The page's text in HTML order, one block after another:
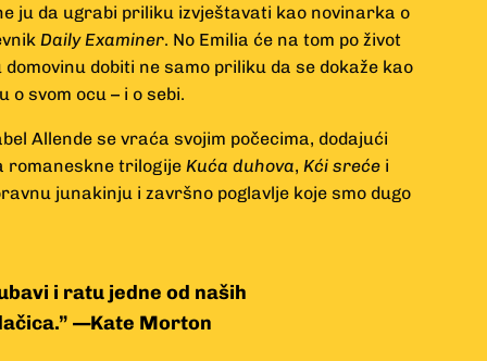
ju da ugrabi priliku izvještavati kao novinarka o
Daily Examiner. No Emilia će na tom po život
dobiti ne samo priliku da se dokaže kao
svom ocu – i o sebi.
Allende se vraća svojim počecima, dodajući
romaneskne trilogije Kuća duhova, Kći srećei
junakinju i završno poglavlje koje smo dugo
i ratu jedne od naših
—Kate Morton